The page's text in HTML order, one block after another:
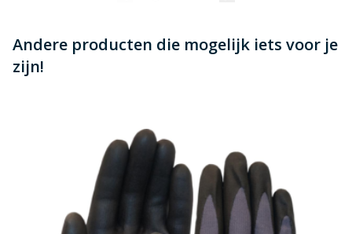
Andere producten die mogelijk iets voor je
zijn!